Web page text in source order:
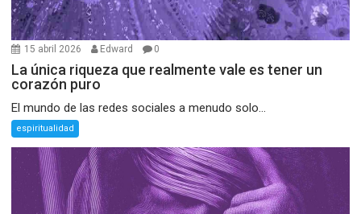
15 abril 2026 Edward 0
La única riqueza que realmente vale es tener un
corazón puro
El mundo de las redes sociales a menudo solo...
espiritualidad